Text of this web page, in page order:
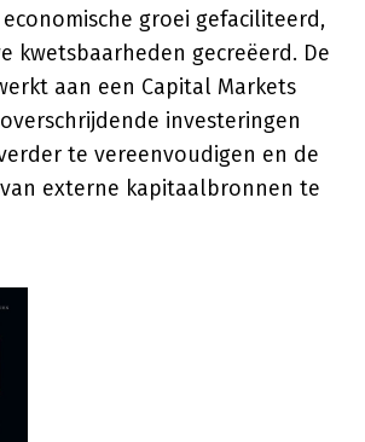
groei gefaciliteerd,
kwetsbaarheden gecreëerd. De
aan een Capital Markets
investeringen
te vereenvoudigen en de
externe kapitaalbronnen te